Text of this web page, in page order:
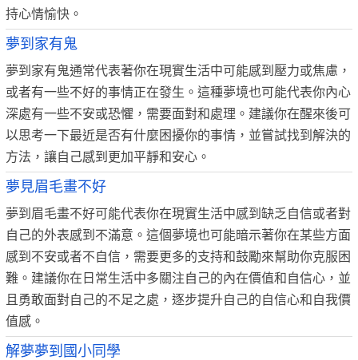
持心情愉快。
夢到家有鬼
夢到家有鬼通常代表著你在現實生活中可能感到壓力或焦慮，
或者有一些不好的事情正在發生。這種夢境也可能代表你內心
深處有一些不安或恐懼，需要面對和處理。建議你在醒來後可
以思考一下最近是否有什麼困擾你的事情，並嘗試找到解決的
方法，讓自己感到更加平靜和安心。
夢見眉毛畫不好
夢到眉毛畫不好可能代表你在現實生活中感到缺乏自信或者對
自己的外表感到不滿意。這個夢境也可能暗示著你在某些方面
感到不安或者不自信，需要更多的支持和鼓勵來幫助你克服困
難。建議你在日常生活中多關注自己的內在價值和自信心，並
且勇敢面對自己的不足之處，逐步提升自己的自信心和自我價
值感。
解夢夢到國小同學